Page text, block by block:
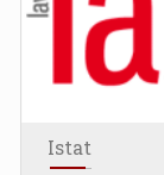
Istat